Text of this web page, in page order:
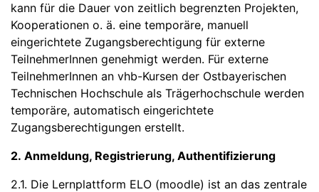
kann für die Dauer von zeitlich begrenzten Projekten,
Kooperationen o. ä. eine temporäre, manuell
eingerichtete Zugangsberechtigung für externe
TeilnehmerInnen genehmigt werden. Für externe
TeilnehmerInnen an vhb-Kursen der Ostbayerischen
Technischen Hochschule als Trägerhochschule werden
temporäre, automatisch eingerichtete
Zugangsberechtigungen erstellt.
2. Anmeldung, Registrierung, Authentifizierung
2.1. Die Lernplattform ELO (moodle) ist an das zentrale